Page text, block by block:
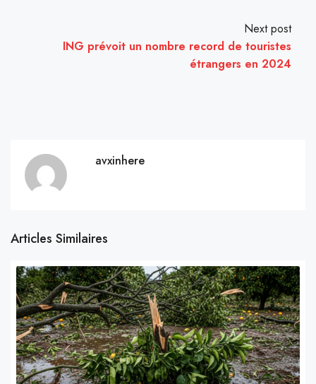
Next post
ING prévoit un nombre record de touristes
étrangers en 2024
avxinhere
Articles Similaires